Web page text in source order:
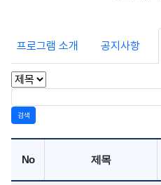
프로그램 소개 공지사항
검색
No 제목